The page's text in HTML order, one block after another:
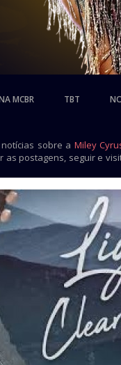
MCBR TBT
sobre a Miley
as postagens, seguir e